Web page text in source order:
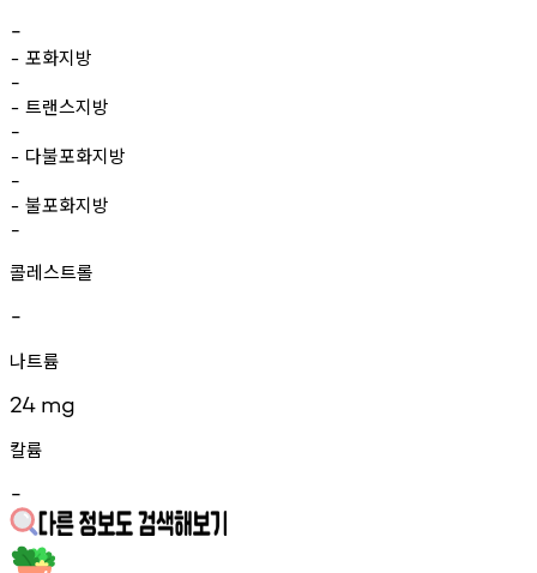
-
- 포화지방
-
- 트랜스지방
-
- 다불포화지방
-
- 불포화지방
-
콜레스트롤
-
나트륨
24 mg
칼륨
-